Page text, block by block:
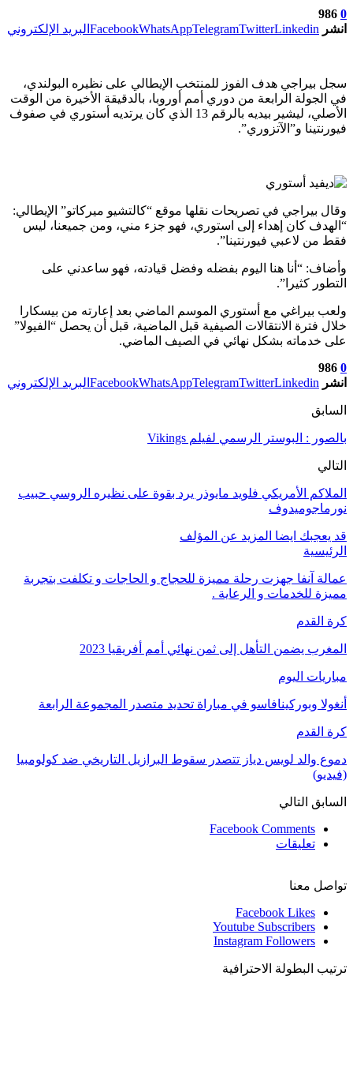
0
986
انشر
FacebookWhatsAppTelegramTwitterLinkedin البريد الإلكتروني
سجل بيراجي هدف الفوز للمنتخب الإيطالي على نظيره البولندي،
في الجولة الرابعة من دوري أمم أوروبا، بالدقيقة الأخيرة من الوقت
الأصلي، ليشير بيديه بالرقم 13 الذي كان يرتديه أستوري في صفوف
فيورنتينا و”الآتزوري”.
وقال بيراجي في تصريحات نقلها موقع “كالتشيو ميركاتو” الإيطالي:
“الهدف كان إهداء إلى استوري، فهو جزء مني، ومن جميعنا، ليس
فقط من لاعبي فيورنتينا”.
وأضاف: “أنا هنا اليوم بفضله وفضل قيادته، فهو ساعدني على
التطور كثيرا”.
ولعب بيراغي مع أستوري الموسم الماضي بعد إعارته من بيسكارا
خلال فترة الانتقالات الصيفية قبل الماضية، قبل أن يحصل “الفيولا”
على خدماته بشكل نهائي في الصيف الماضي.
0
986
انشر
FacebookWhatsAppTelegramTwitterLinkedin البريد الإلكتروني
السابق
بالصور : البوستر الرسمي لفيلم Vikings
التالي
الملاكم الأمريكي فلويد مايوذر يرد بقوة على نظيره الروسي حبيب
نورماجوميدوف
قد يعجبك ايضا المزيد عن المؤلف
الرئيسية
عمالة آنفا جهزت رحلة مميزة للحجاج و الحاجات و تكلفت بتجربة
مميزة للخدمات و الرعاية .
كرة القدم
المغرب يضمن التأهل إلى ثمن نهائي أمم أفريقيا 2023
مباريات اليوم
أنغولا وبوركينافاسو في مباراة تحديد متصدر المجموعة الرابعة
كرة القدم
دموع والد لويس دياز تتصدر سقوط البرازيل التاريخي ضد كولومبيا
(فيديو)
السابق التالي
Facebook Comments
تعليقات
تواصل معنا
Facebook Likes
Youtube Subscribers
Instagram Followers
ترتيب البطولة الاحترافية